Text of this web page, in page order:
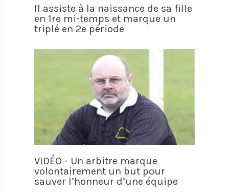
Il assiste à la naissance de sa fille
en 1re mi-temps et marque un
triplé en 2e période
VIDÉO - Un arbitre marque
volontairement un but pour
sauver l’honneur d’une équipe